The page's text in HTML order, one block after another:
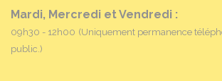
Mardi, Mercredi et Vendredi :
09h30 - 12h00 (Uniquement permanence
public.)